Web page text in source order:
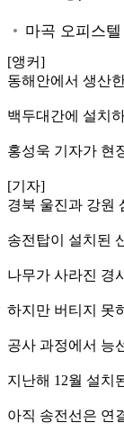
[앵커]
동해안에서 생산
백두대간에 설치
홍성욱 기자가 현
[기자]
경북 울진과 강원
송전탑이 설치된
나무가 사라진 경
하지만 버티지 못
공사 과정에서 능
지난해 12월 설치
아직 송전선은 연